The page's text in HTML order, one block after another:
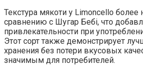
Текстура мякоти у Limoncello более
сравнению с Шугар Бебі, что
привлекательности при
Этот сорт также демонстрирует
хранения без потери вкусовых
значимым для потребителей.